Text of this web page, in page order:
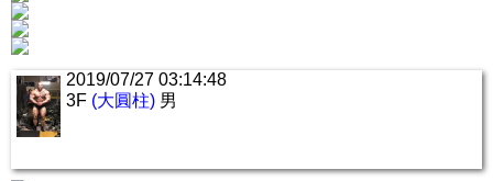
2019/07/27 03:14:48
3F (大圓柱) 男